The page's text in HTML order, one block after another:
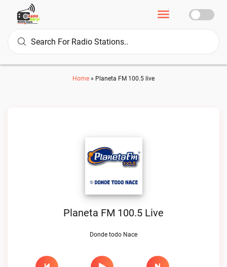
Home » Planeta FM 100.5 live
Planeta FM 100.5 Live
Donde todo Nace